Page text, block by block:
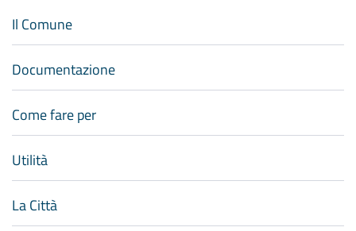
Il Comune
Documentazione
Come fare per
Utilità
La Città